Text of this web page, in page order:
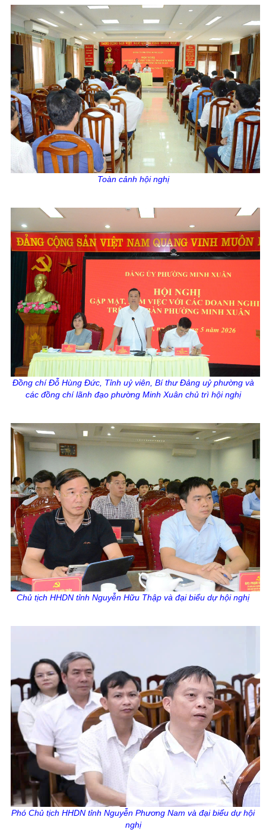
Toàn cảnh hội nghị
Đồng chí Đỗ Hùng Đức, Tỉnh uỷ viên, Bí thư Đảng uỷ phường và
các đồng chí lãnh đạo phường Minh Xuân chủ trì hội nghị
Chủ tịch HHDN tỉnh Nguyễn Hữu Thập và đại biểu dự hội nghị
Phó Chủ tịch HHDN tỉnh Nguyễn Phương Nam và đại biểu dự hội
nghị